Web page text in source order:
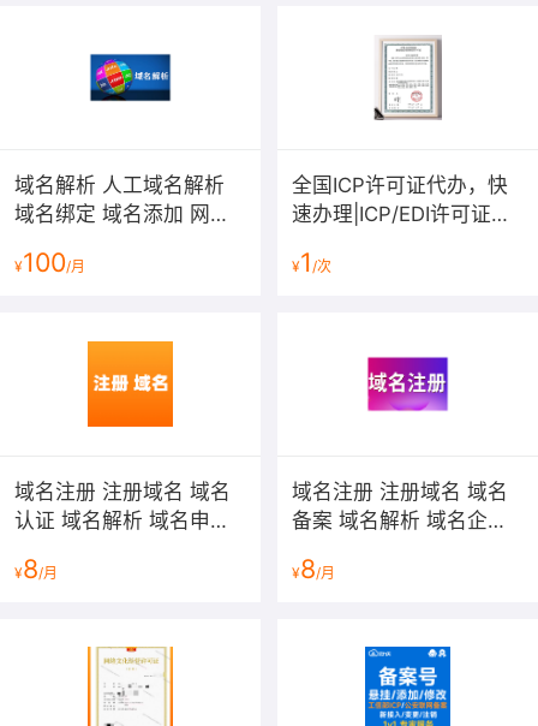
域名解析 人工域名解析
域名绑定 域名添加 网站
¥100/月
全国ICP许可证代办，快
速办理|ICP/EDI许可证办
性网站备案资质|增值电信
¥1 /次
域名注册 注册域名 域名
认证 域名解析 域名申请
站备案 icp备案 软著申报
¥8/月
域名注册 注册域名 域名
备案 域名解析 域名企业
文域名 中文域名注册
¥8/月